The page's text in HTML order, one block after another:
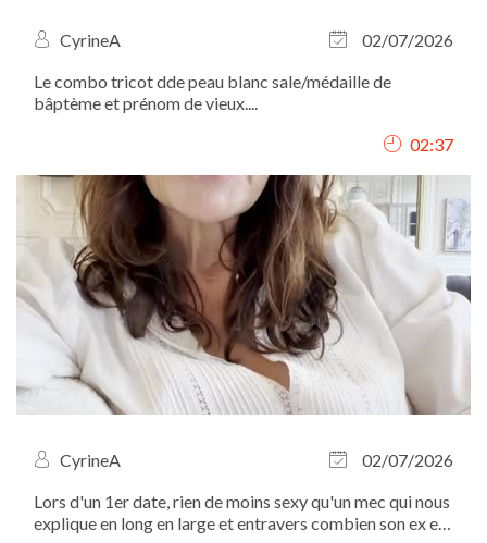
CyrineA
02/07/2026
Le combo tricot dde peau blanc sale/médaille de
bâptème et prénom de vieux....
02:37
CyrineA
02/07/2026
Lors d'un 1er date, rien de moins sexy qu'un mec qui nous
explique en long en large et entravers combien son ex est